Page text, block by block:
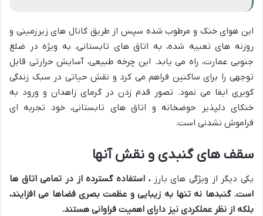
این هوای خنک و مرطوب شده سپس از طریق کانال های زیرزمینی و
روزنه های تعبیه شده، به اتاق های تابستانی، به ویژه در ضلع
جنوبی عمارت، راه می یابد. این چرخه طبیعی، آسایش حرارتی قابل
توجهی را برای ساکنین فراهم می کرد و نقش حیاتی در سبک زندگی
کویری ایفا می نمود. تصور قدم زدن در گرمای زاهدان و ورود به
خنکای دلپذیر حوضخانه و اتاق های تابستانی، خود تجربه ای
فراموش نشدنی است.
سقف های گنبدی و نقش آنها
یکی دیگر از ویژگی های بارز، استفاده گسترده از در تمامی اتاق ها
است. گنبدها نه تنها به زیبایی و عظمت بصری فضاها می افزایند،
بلکه از نظر عملکردی نیز دارای اهمیت فراوانی هستند.